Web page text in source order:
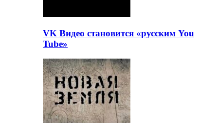
VK Видео становится «русским You
Tube»